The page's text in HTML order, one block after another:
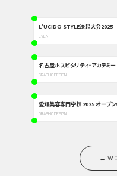
L’UCIDO STYLE決起大会2025
EVENT
名古屋ホスピタリティ・アカデ
GRAPHIC DESIGN
愛知美容専門学校 2025 オープ
GRAPHIC DESIGN
←